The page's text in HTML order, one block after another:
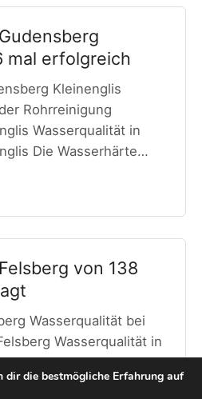
mal erfolgreich
Kleinenglis
Rohrreinigung
Wasserqualität in
Die Wasserhärte…
von 138
Wasserqualität bei
Wasserqualität in
in Felsberg weist…
dir die bestmögliche Erfahrung auf